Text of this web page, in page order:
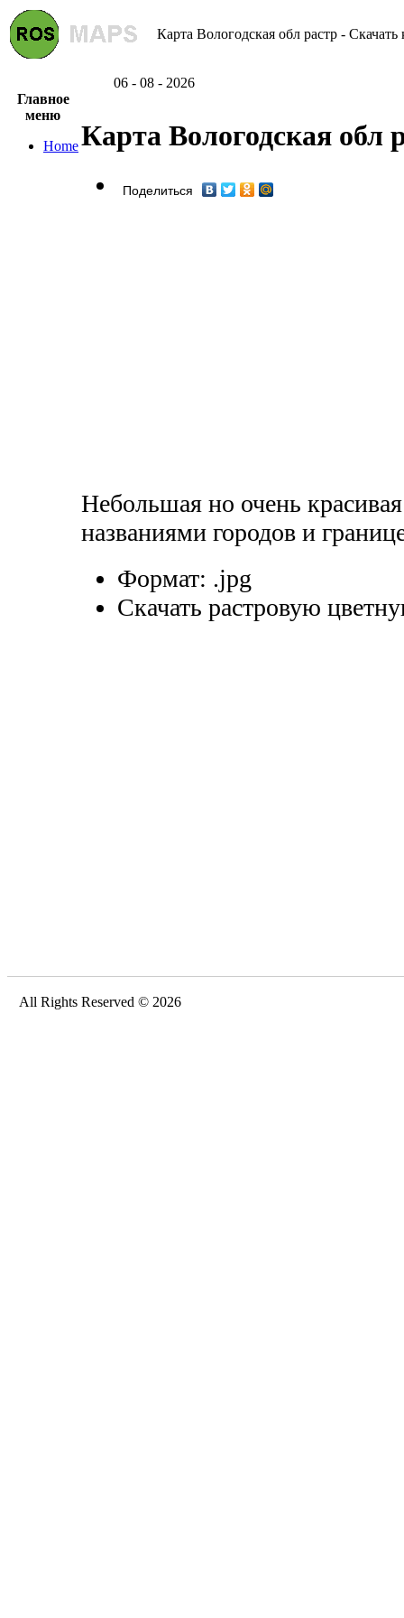
Карта Вологодская обл растр - Скачать
06 - 08 - 2026
Главное
меню
HomeКарта Вологодская обл
Поделиться
Небольшая но очень
названиями городов и
Формат: .jpg
Скачать растровую
All Rights Reserved © 2026